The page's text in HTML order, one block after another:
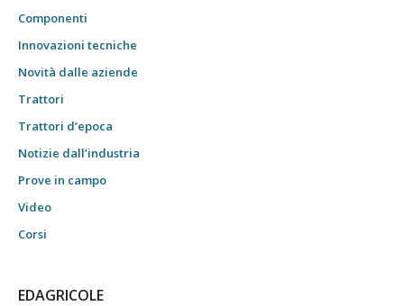
Componenti
Innovazioni tecniche
Novità dalle aziende
Trattori
Trattori d’epoca
Notizie dall’industria
Prove in campo
Video
Corsi
EDAGRICOLE